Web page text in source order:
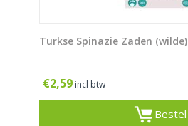
Turkse Spinazie Zaden (wilde)
€2,59 incl btw
Bestel